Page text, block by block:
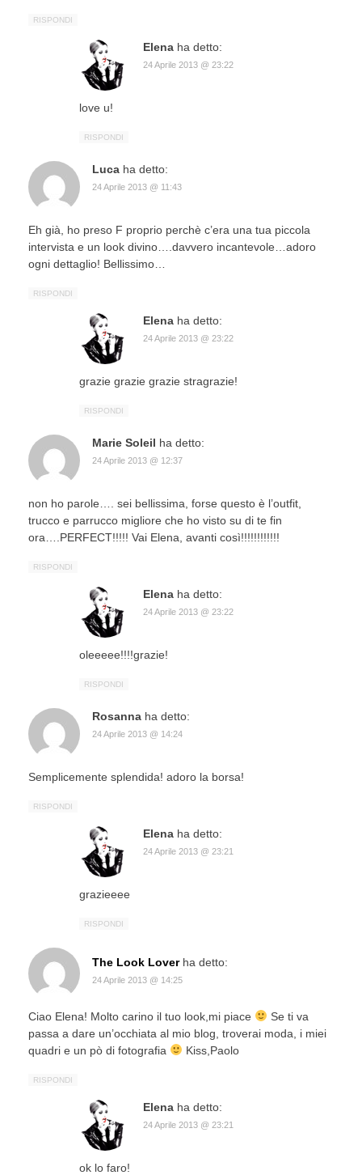
RISPONDI
Elena ha detto:
24 Aprile 2013 @ 23:22
love u!
RISPONDI
Luca ha detto:
24 Aprile 2013 @ 11:43
Eh già, ho preso F proprio perchè c’era una tua piccola
intervista e un look divino….davvero incantevole…adoro
ogni dettaglio! Bellissimo…
RISPONDI
Elena ha detto:
24 Aprile 2013 @ 23:22
grazie grazie grazie stragrazie!
RISPONDI
Marie Soleil ha detto:
24 Aprile 2013 @ 12:37
non ho parole…. sei bellissima, forse questo è l’outfit,
trucco e parrucco migliore che ho visto su di te fin
ora….PERFECT!!!!! Vai Elena, avanti così!!!!!!!!!!!!
RISPONDI
Elena ha detto:
24 Aprile 2013 @ 23:22
oleeeee!!!!grazie!
RISPONDI
Rosanna ha detto:
24 Aprile 2013 @ 14:24
Semplicemente splendida! adoro la borsa!
RISPONDI
Elena ha detto:
24 Aprile 2013 @ 23:21
grazieeee
RISPONDI
The Look Lover ha detto:
24 Aprile 2013 @ 14:25
Ciao Elena! Molto carino il tuo look,mi piace
Se ti va
passa a dare un’occhiata al mio blog, troverai moda, i miei
quadri e un pò di fotografia
Kiss,Paolo
RISPONDI
Elena ha detto:
24 Aprile 2013 @ 23:21
ok lo faro!